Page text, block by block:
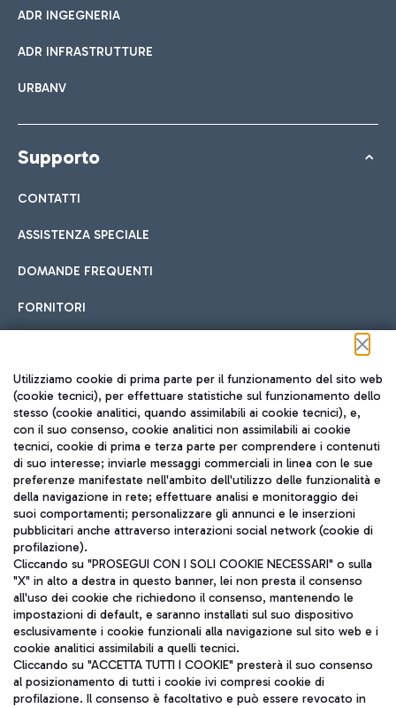
ADR INGEGNERIA
ADR INFRASTRUTTURE
URBANV
Supporto
CONTATTI
ASSISTENZA SPECIALE
DOMANDE FREQUENTI
FORNITORI
Seguici sui social
TRAVEL JOURNAL
ITA
Aeroporti di Roma S.p.A. - Società soggetta a direzione e
coordinamento di Mundys S.p.A.
Codice fiscale e Registro delle Imprese di Roma 13032990155 P.
IVA 06572251004
Utilizziamo cookie di prima parte per il funzionamento del sito web
(cookie tecnici), per effettuare statistiche sul funzionamento dello
stesso (cookie analitici, quando assimilabili ai cookie tecnici), e,
con il suo consenso, cookie analitici non assimilabili ai cookie
tecnici, cookie di prima e terza parte per comprendere i contenuti
di suo interesse; inviarle messaggi commerciali in linea con le sue
preferenze manifestate nell'ambito dell'utilizzo delle funzionalità e
della navigazione in rete; effettuare analisi e monitoraggio dei
suoi comportamenti; personalizzare gli annunci e le inserzioni
pubblicitari anche attraverso interazioni social network (cookie di
profilazione).
Cliccando su "PROSEGUI CON I SOLI COOKIE NECESSARI" o sulla
"X" in alto a destra in questo banner, lei non presta il consenso
all'uso dei cookie che richiedono il consenso, mantenendo le
impostazioni di default, e saranno installati sul suo dispositivo
esclusivamente i cookie funzionali alla navigazione sul sito web e i
cookie analitici assimilabili a quelli tecnici.
Cliccando su "ACCETTA TUTTI I COOKIE" presterà il suo consenso
al posizionamento di tutti i cookie ivi compresi cookie di
profilazione. Il consenso è facoltativo e può essere revocato in